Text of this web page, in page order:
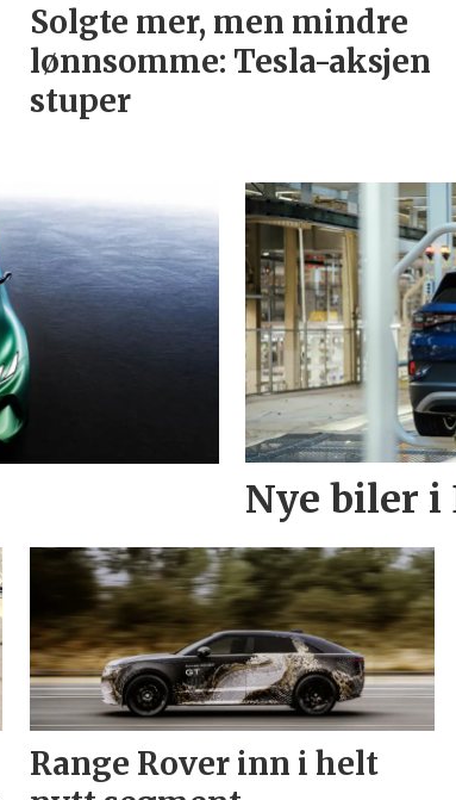
Solgte mer, men mindre
lønnsomme: Tesla-aksjen
stuper
Nye biler i
Range Rover inn i helt